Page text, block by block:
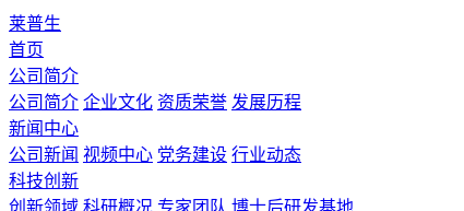
莱普生
首页
公司简介
公司简介 企业文化 资质荣誉 发展历程
新闻中心
公司新闻 视频中心 党务建设 行业动态
科技创新
创新领域 科研概况 专家团队 博士后研发基地